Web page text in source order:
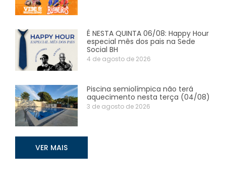
É NESTA QUINTA 06/08: Happy Hour
especial mês dos pais na Sede
Social BH
4 de agosto de 2026
Piscina semiolímpica não terá
aquecimento nesta terça (04/08)
3 de agosto de 2026
VER MAIS